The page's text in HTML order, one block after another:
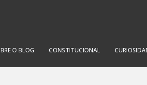
O BLOG CONSTITUCIONAL